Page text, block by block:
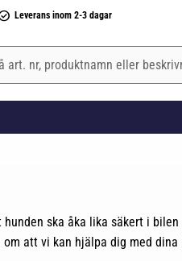
Leverans inom 2-3 dagar
ska åka lika säkert i
att vi kan hjälpa dig med dina